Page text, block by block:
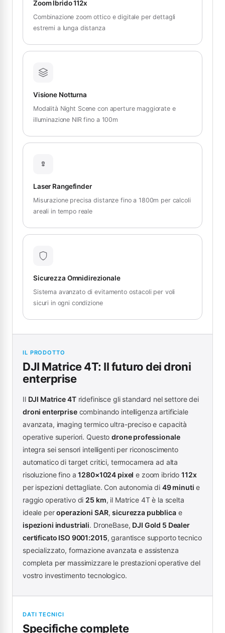
Zoom Ibrido 112x
Combinazione zoom ottico e digitale per dettagli
estremi a lunga distanza
Visione Notturna
Modalità Night Scene con aperture maggiorate e
illuminazione NIR fino a 100m
Laser Rangefinder
Misurazione precisa distanze fino a 1800m per calcoli
areali in tempo reale
Sicurezza Omnidirezionale
Sistema avanzato di evitamento ostacoli per voli
sicuri in ogni condizione
IL PRODOTTO
DJI Matrice 4T: Il futuro dei droni
enterprise
Il DJI Matrice 4Tridefinisce gli standard nel settore dei
droni enterprisecombinando intelligenza artificiale
avanzata, imaging termico ultra-preciso e capacità
operative superiori. Questodrone professionale
integra sei sensori intelligenti per riconoscimento
automatico di target critici, termocamera ad alta
risoluzione fino a1280×1024 pixel e zoom ibrido112x
per ispezioni dettagliate. Con autonomia di 49 minuti e
raggio operativo di 25 km, il Matrice 4T è la scelta
ideale peroperazioni SAR,sicurezza pubblicae
ispezioni industriali. DroneBase, DJI Gold 5 Dealer
certificato ISO 9001:2015, garantisce supporto tecnico
specializzato, formazione avanzata e assistenza
completa per massimizzare le prestazioni operative del
vostro investimento tecnologico.
DATI TECNICI
Specifiche complete